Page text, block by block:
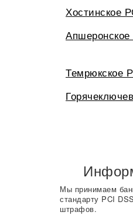
Хостинское
Темрюкское
Мы принимаем
стандарту PCI
штрафов.